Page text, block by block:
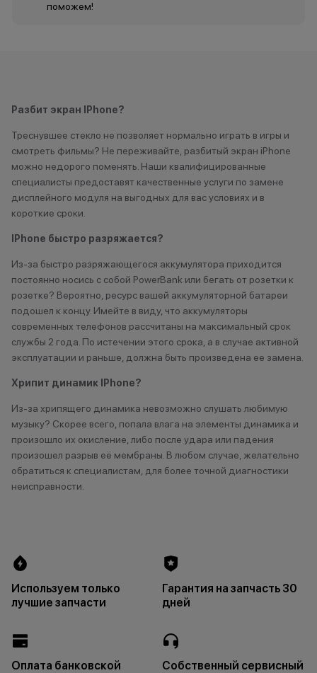
поможем!
Разбит экран IPhone?
Треснувшее стекло не позволяет нормально играть в игры и
смотреть фильмы? Не переживайте, разбитый экран iPhone
можно недорого поменять. Наши квалифицированные
специалисты предоставят качественные услуги по замене
дисплейного модуля на выгодных для вас условиях и в
короткие сроки.
IPhone быстро разряжается?
Из-за быстро разряжающегося аккумулятора приходится
постоянно носись с собой PowerBank или бегать от розетки к
розетке? Вероятно, ресурс вашей аккумуляторной батареи
подошел к концу. Имейте в виду, что аккумуляторы
современных телефонов рассчитаны на максимальный срок
службы 2 года. По истечении этого срока, а в случае активной
эксплуатации и раньше, должна быть произведена ее замена.
Хрипит динамик IPhone?
Из-за хрипящего динамика невозможно слушать любимую
музыку? Скорее всего, попала влага на элементы динамика и
произошло их окисление, либо после удара или падения
произошел разрыв её мембраны. В любом случае, желательно
обратиться к специалистам, для более точной диагностики
неисправности.
Используем только
лучшие запчасти
Гарантия на запчасть 30
дней
Оплата банковской Собственный сервисный